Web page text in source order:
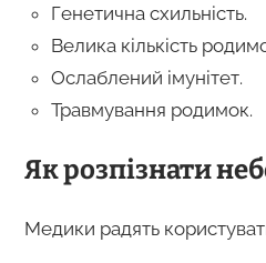
Генетична схильність.
Велика кількість
Ослаблений імунітет.
Травмування родимок.
Як розпізнати
Медики радять